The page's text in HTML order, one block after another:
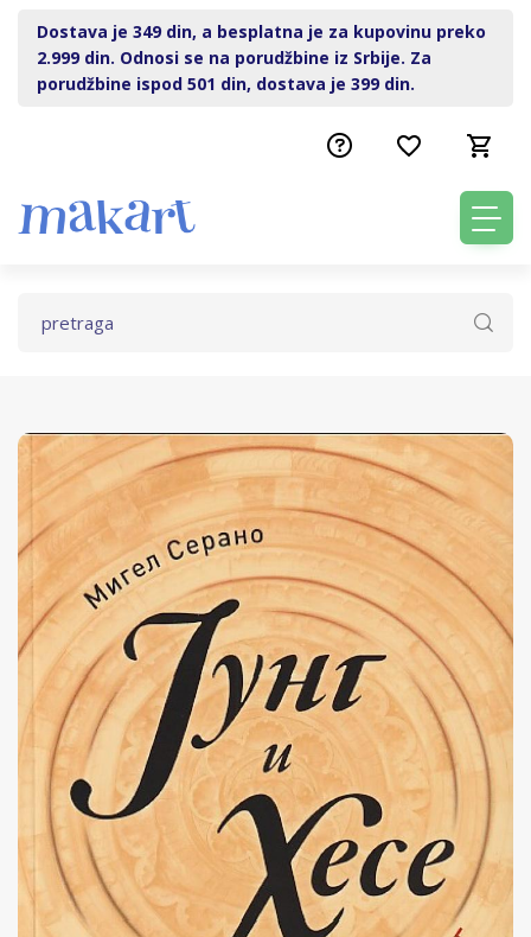
Dostava je 349 din, a besplatna je za kupovinu preko
2.999 din. Odnosi se na porudžbine iz Srbije. Za
porudžbine ispod 501 din, dostava je 399 din.